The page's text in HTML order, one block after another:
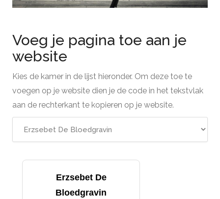
Voeg je pagina toe aan je
website
Kies de kamer in de lijst hieronder. Om deze toe te
voegen op je website dien je de code in het tekstvlak
aan de rechterkant te kopieren op je website.
Erzsebet De
Bloedgravin